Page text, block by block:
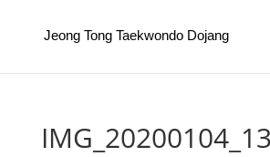
Jeong Tong Taekwondo Dojang